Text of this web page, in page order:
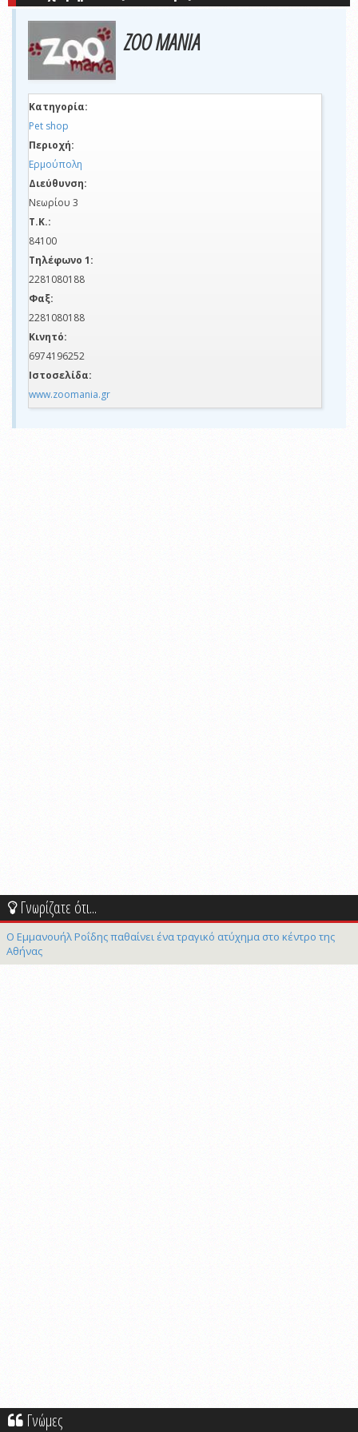
ZOO MANIA
Κατηγορία:
Pet shop
Περιοχή:
Ερμούπολη
Διεύθυνση:
Νεωρίου 3
Τ.Κ.:
84100
Τηλέφωνο 1:
2281080188
Φαξ:
2281080188
Κινητό:
6974196252
Ιστοσελίδα:
www.zoomania.gr
Γνωρίζατε ότι...
Ο Εμμανουήλ Ροΐδης παθαίνει ένα τραγικό ατύχημα στο κέντρο της
Αθήνας
Γνώμες